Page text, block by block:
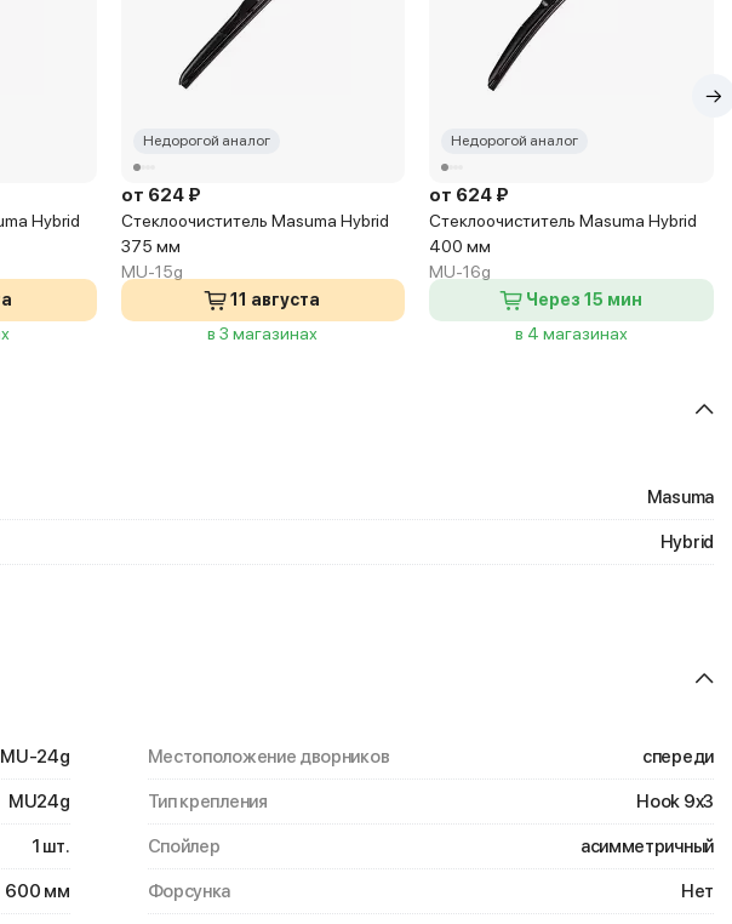
Hybrid
Недорогой аналог
от 624 ₽
Стеклоочиститель Masuma Hybrid
375 мм
MU-15g
11 августа
в 3 магазинах
Недорогой аналог
от 624 ₽
Стеклоочиститель Masuma Hybrid
400 мм
MU-16g
Через 15 мин
в 4 магазинах
Masuma
Hybrid
MU-24g
MU24g
1 шт.
600 мм
Местоположение дворников спереди
Тип крепления Hook 9x3
Спойлер асимметричный
Форсунка Нет